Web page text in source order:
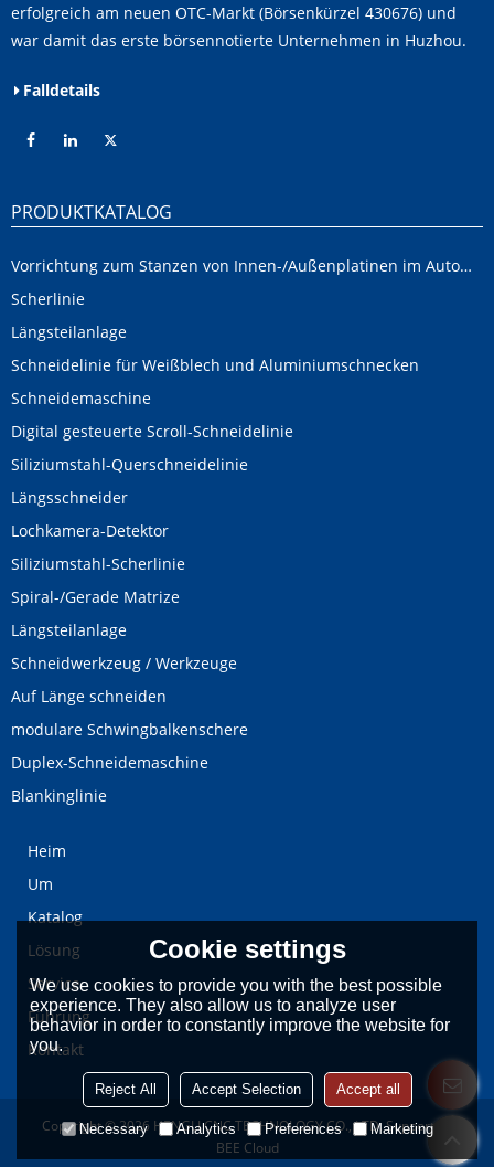
erfolgreich am neuen OTC-Markt (Börsenkürzel 430676) und
war damit das erste börsennotierte Unternehmen in Huzhou.
Falldetails
PRODUKTKATALOG
Vorrichtung zum Stanzen von Innen-/Außenplatinen im Automobilbereich
Scherlinie
Längsteilanlage
Schneidelinie für Weißblech und Aluminiumschnecken
Schneidemaschine
Digital gesteuerte Scroll-Schneidelinie
Siliziumstahl-Querschneidelinie
Längsschneider
Lochkamera-Detektor
Siliziumstahl-Scherlinie
Spiral-/Gerade Matrize
Längsteilanlage
Schneidwerkzeug / Werkzeuge
Auf Länge schneiden
modulare Schwingbalkenschere
Duplex-Schneidemaschine
Blankinglinie
Heim
Um
Katalog
Lösung
Service
Führung
Kontakt
Copyright © 2026 HENGLI CNC TECHNOLOGY CO., LTD.Support By
BEE Cloud
Cookie settings
We use cookies to provide you with the best possible
experience. They also allow us to analyze user
behavior in order to constantly improve the website for
you.
Reject All Accept Selection Accept all
Necessary Analytics Preferences Marketing